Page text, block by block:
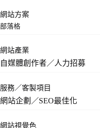
網站方案
部落格
網站產業
自媒體創作者／人力招募
服務／客製項目
網站企劃／SEO最佳化
網站視覺色